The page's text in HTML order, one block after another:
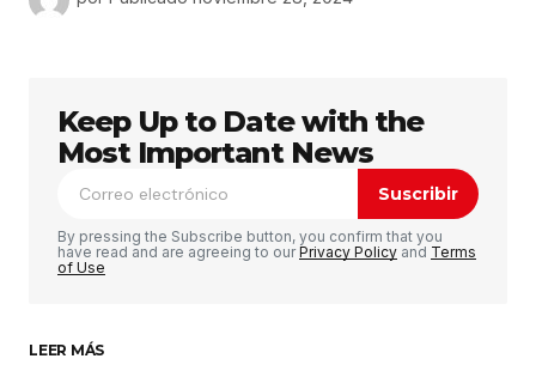
Keep Up to Date with the
Most Important News
Suscribir
By pressing the Subscribe button, you confirm that you
have read and are agreeing to ourPrivacy Policy and Terms
of Use
LEER MÁS